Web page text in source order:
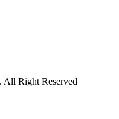
All Right Reserved